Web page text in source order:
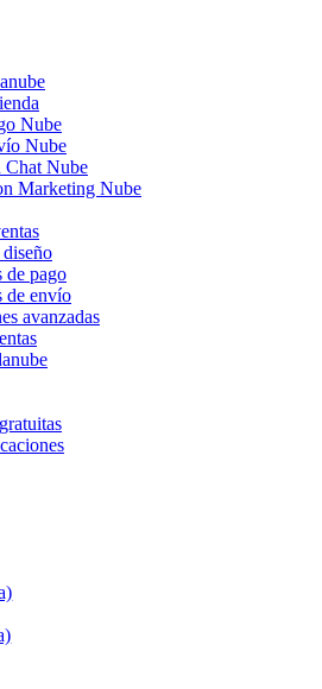
Nube
Nube
Chat Nube
Marketing Nube
de pago
de envío
avanzadas